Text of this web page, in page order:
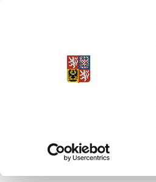
CHOOSE AN AREA:
SOCIAL DIALOGUE